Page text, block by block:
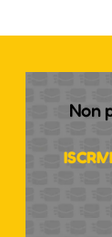
Non